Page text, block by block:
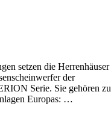
setzen die Herrenhäuser
der
Serie. Sie gehören zu
Europas: …